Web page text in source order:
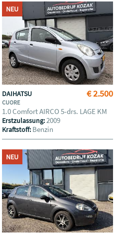
NEU
€ 2.500
DAIHATSU
CUORE
1.0 Comfort AIRCO 5-drs. LAGE KM
Erstzulassung:2009
Kraftstoff: Benzin
NEU